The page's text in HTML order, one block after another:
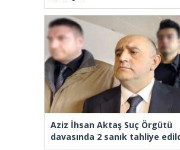
Aziz İhsan Aktaş Suç Örgütü
davasında 2 sanık tahliye edildi